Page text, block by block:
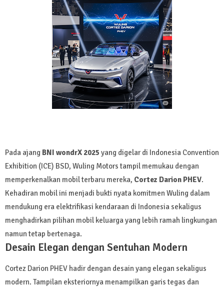
Pada ajang BNI wondrX 2025 yang digelar di Indonesia Convention
Exhibition (ICE) BSD, Wuling Motors tampil memukau dengan
memperkenalkan mobil terbaru mereka, Cortez Darion PHEV.
Kehadiran mobil ini menjadi bukti nyata komitmen Wuling dalam
mendukung era elektrifikasi kendaraan di Indonesia sekaligus
menghadirkan pilihan mobil keluarga yang lebih ramah lingkungan
namun tetap bertenaga.
Desain Elegan dengan Sentuhan Modern
Cortez Darion PHEV hadir dengan desain yang elegan sekaligus
modern. Tampilan eksteriornya menampilkan garis tegas dan